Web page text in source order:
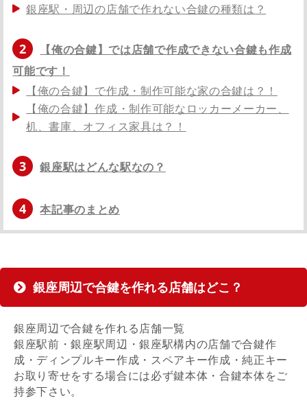
銀座駅・周辺の店舗で作れない合鍵の種類は？
2
【俺の合鍵】では店舗で作成できない合鍵も作成
可能です！
【俺の合鍵】で作成・制作可能な家の合鍵は？！
【俺の合鍵】作成・制作可能なロッカーメーカー、
机、書庫、オフィス家具は？！
3 銀座駅はどんな駅なの？
4 本記事のまとめ
銀座周辺で合鍵を作れる店舗はどこ？
銀座周辺で合鍵を作れる店舗一覧
銀座駅前・銀座駅周辺・銀座駅構内の店舗で合鍵作
成・ディンプルキー作成・スペアキー作成・純正キー
お取り寄せをする場合には必ず鍵本体・合鍵本体をご
持参下さい。